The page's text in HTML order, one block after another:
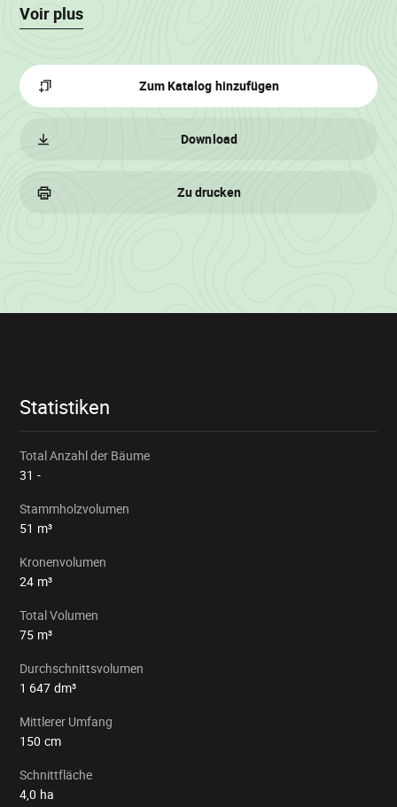
chaque passage. Les arbres sont numérotés en
d'exploitation et de vidange sont fixés au
30/06/2024,
Voir plus
Zum Katalog hinzufügen
Download
Zu drucken
Losinformationen
Statistiken
Total Anzahl der Bäume
31 -
Stammholzvolumen
51 m³
Kronenvolumen
24 m³
Total Volumen
75 m³
Durchschnittsvolumen
1 647 dm³
Mittlerer Umfang
150 cm
Schnittfläche
4,0 ha